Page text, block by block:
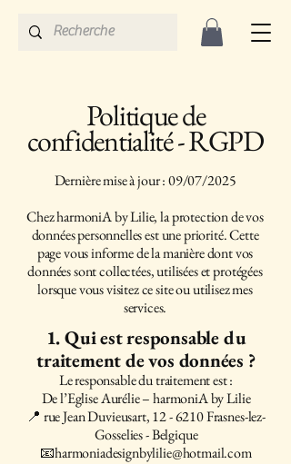
Politique de
confidentialité - RGPD
Dernière mise à jour : 09/07/2025
Chez harmoniA by Lilie, la protection de vos
données personnelles est une priorité. Cette
page vous informe de la manière dont vos
données sont collectées, utilisées et protégées
lorsque vous visitez ce site ou utilisez mes
services.
1. Qui est responsable du
traitement de vos données ?
Le responsable du traitement est :
De l’Eglise Aurélie – harmoniA by Lilie
📍 rue Jean Duvieusart, 12 - 6210 Frasnes-lez-
Gosselies - Belgique
📧harmoniadesignbylilie@hotmail.com